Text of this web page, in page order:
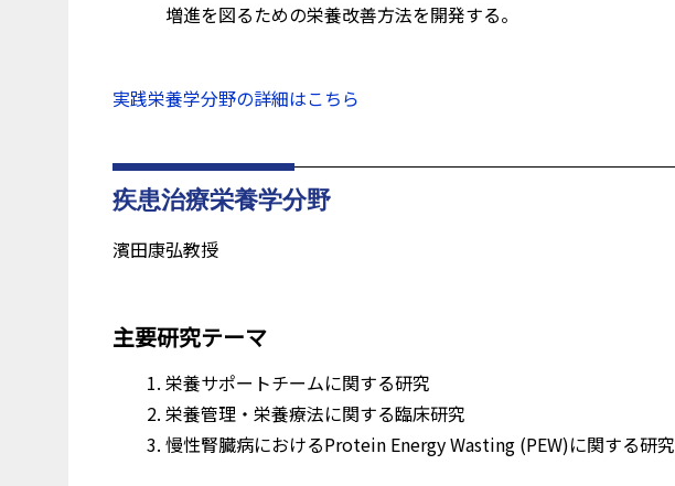
増進を図るための栄養改善方法を開発する。
実践栄養学分野の詳細はこちら
疾患治療栄養学分野
濱田康弘教授
主要研究テーマ
栄養サポートチームに関する研究
栄養管理・栄養療法に関する臨床研究
慢性腎臓病におけるProtein Energy Wasting (PEW)に関する研究